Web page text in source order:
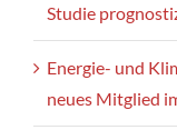
Studie
Energie- und
neues Mitglied